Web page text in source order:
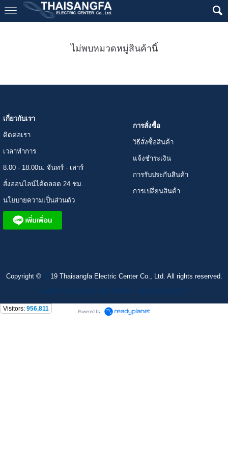
ไม่พบหมวดหมู่สินค้านี้
เกี่ยวกับเรา
ติดต่อเรา
เวลาทำการ
8.00 - 18.00น. จันทร์ - เสาร์
สั่งออนไลน์ได้ตลอด 24 ชม.
นโยบายความเป็นส่วนตัว
การสั่งซื้อ
วิธีสั่งซื้อสินค้า
แจ้งชำระเงิน
การรับประกันสินค้า
การเปลี่ยนสินค้า
Copyright ©
19 Thaisangfa Electric Center Co., Ltd. All rights reserved.
Visitors: 956,811